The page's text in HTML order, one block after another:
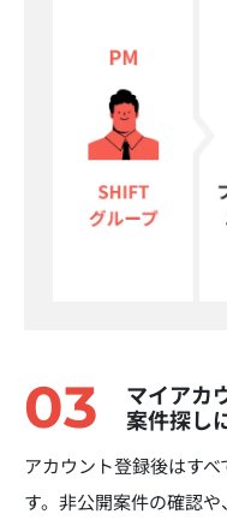
03
マイアカ
案件探し
アカウント登録後はす
す。非公開案件の確認